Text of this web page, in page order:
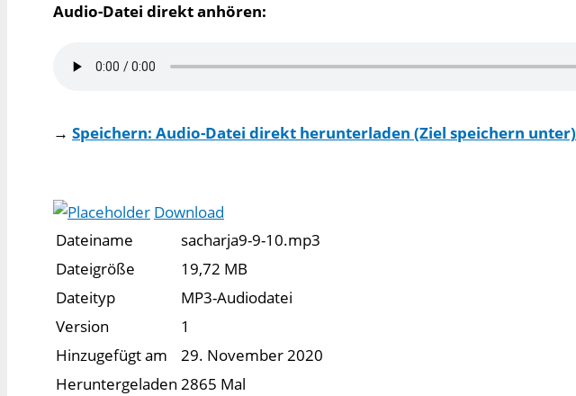
Audio-Datei direkt anhören:
→ Speichern: Audio-Datei direkt herunterladen (Ziel speichern unter)
Download
Dateiname
sacharja9-9-10.mp3
Dateigröße
19,72 MB
Dateityp
MP3-Audiodatei
Version
1
Hinzugefügt am
29. November 2020
Heruntergeladen 2865 Mal